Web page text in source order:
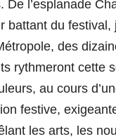
De l’esplanade
battant du festival,
des
rythmeront cette
au cours
festive,
les arts, les